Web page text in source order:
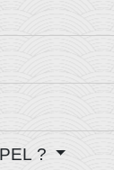
?